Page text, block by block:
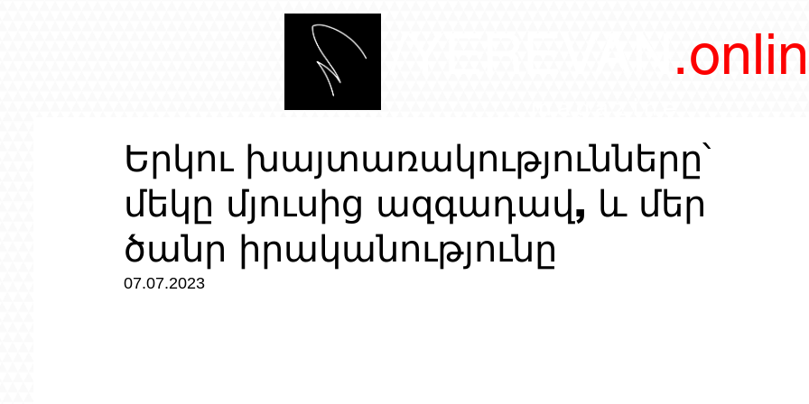
Երկու խայտառակությունները՝
մեկը մյուսից ազգադավ, և մեր
ծանր իրականությունը
07.07.2023